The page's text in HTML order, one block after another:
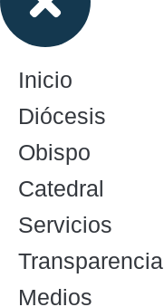
Inicio
Diócesis
Obispo
Catedral
Servicios
Transparencia
Medios